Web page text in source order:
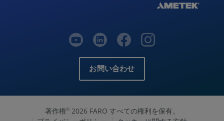
お問い合わせ
著作権©2026 FARO すべての権利を保有。